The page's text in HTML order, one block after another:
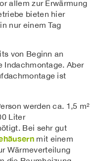
allem zur Erwärmung
bieten hier
nur einem Tag
von Beginn an
Indachmontage. Aber
ist
werden ca. 1,5 m²
Liter
Bei sehr gut
mit einem
Wärmeverteilung